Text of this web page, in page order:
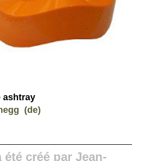
ashtray
(de)
été créé par Jean-